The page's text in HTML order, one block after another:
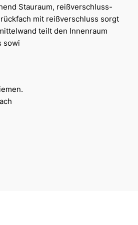
Stauraum, reißverschluss-
mit reißverschluss sorgt
teilt den Innenraum
sowi